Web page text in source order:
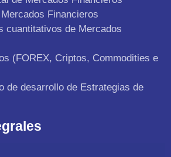
Financieros
cuantitativos de Mercados
(FOREX, Criptos, Commodities e
de desarrollo de Estrategias de